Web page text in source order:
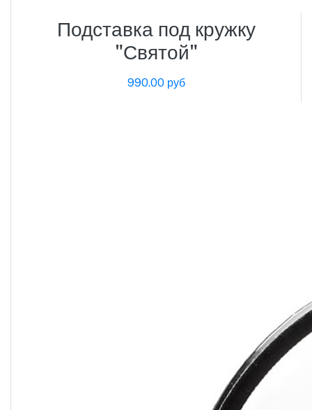
Подставка под кружку
"Святой"
990.00 руб